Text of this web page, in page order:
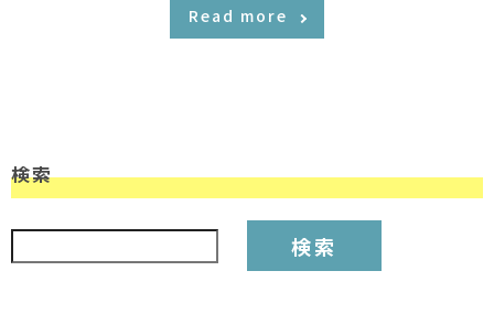
Read more
検索
検索: